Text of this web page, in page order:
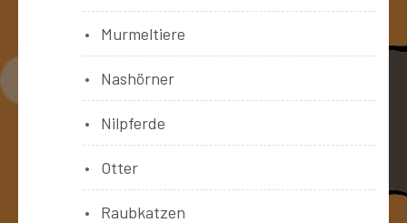
Murmeltiere
Nashörner
Nilpferde
Otter
Raubkatzen